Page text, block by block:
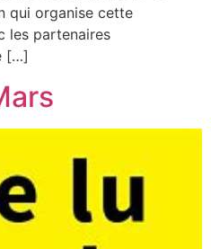
qui organise cette
les partenaires
[…]